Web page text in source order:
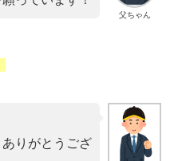
父ちゃん
りがとうござ